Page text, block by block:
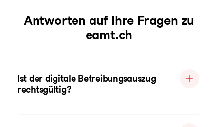
Antworten auf Ihre Fragen zu
eamt.ch
Ist der digitale Betreibungsauszug
rechtsgültig?